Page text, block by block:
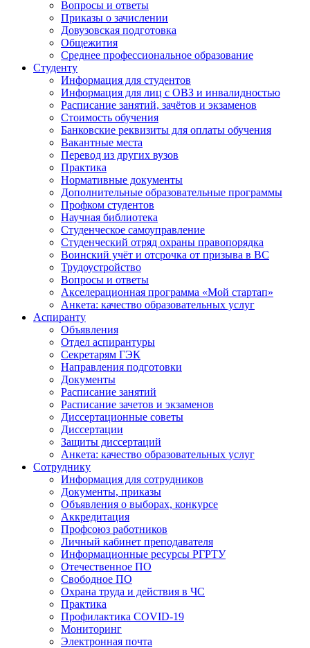
Вопросы и ответы
Приказы о зачислении
Довузовская подготовка
Общежития
Среднее профессиональное образование
Студенту
Информация для студентов
Информация для лиц с ОВЗ и инвалидностью
Расписание занятий, зачётов и экзаменов
Стоимость обучения
Банковские реквизиты для оплаты обучения
Вакантные места
Перевод из других вузов
Практика
Нормативные документы
Дополнительные образовательные программы
Профком студентов
Научная библиотека
Студенческое самоуправление
Студенческий отряд охраны правопорядка
Воинский учёт и отсрочка от призыва в ВС
Трудоустройство
Вопросы и ответы
Акселерационная программа «Мой стартап»
Анкета: качество образовательных услуг
Аспиранту
Объявления
Отдел аспирантуры
Секретарям ГЭК
Направления подготовки
Документы
Расписание занятий
Расписание зачетов и экзаменов
Диссертационные советы
Диссертации
Защиты диссертаций
Анкета: качество образовательных услуг
Сотруднику
Информация для сотрудников
Документы, приказы
Объявления о выборах, конкурсе
Аккредитация
Профсоюз работников
Личный кабинет преподавателя
Информационные ресурсы РГРТУ
Отечественное ПО
Свободное ПО
Охрана труда и действия в ЧС
Практика
Профилактика COVID-19
Мониторинг
Электронная почта